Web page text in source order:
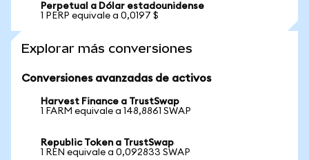
Perpetual a Dólar estadounidense
1 PERP equivale a 0,0197 $
Explorar más conversiones
Conversiones avanzadas de activos
Harvest Finance a TrustSwap
1 FARM equivale a 148,8861 SWAP
Republic Token a TrustSwap
1 REN equivale a 0,092833 SWAP